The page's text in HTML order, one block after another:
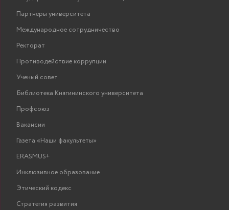
Партнеры университета
Международное сотрудничество
Ректорат
Противодействие коррупции
Ученый совет
Библиотека Княгининского университета
Профсоюз
Вакансии
Газета «Наши факультеты»
ERASMUS+
Инклюзивное образование
Этический кодекс
Стратегия развития